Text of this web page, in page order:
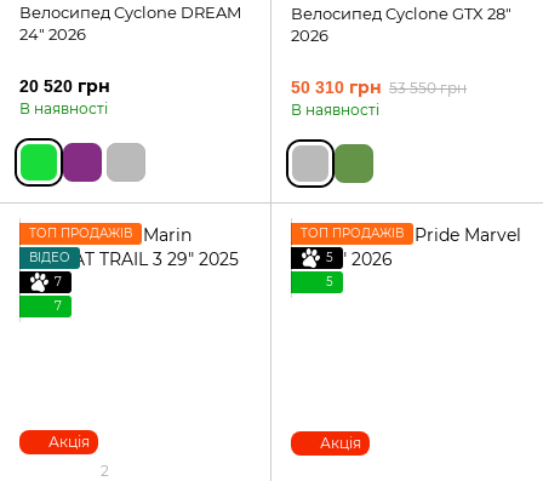
Велосипед Cyclone DREAM
24" 2026
20 520 грн
В наявності
Велосипед Cyclone GTX 28"
2026
50 310 грн 53 550 грн
В наявності
Акція
ТОП ПРОДАЖІВ
ВІДЕО
7
7
2
Акція
ТОП ПРОДАЖІВ
5
5